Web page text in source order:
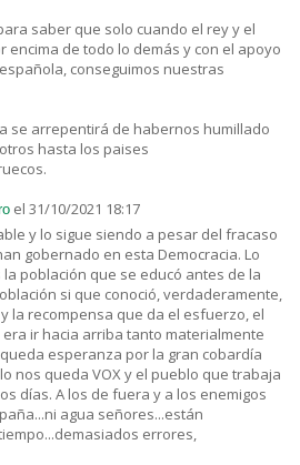
saber que solo cuando el rey y el
encima de todo lo demás y con el apoyo
conseguimos nuestras
se arrepentirá de habernos humillado
hasta los paises
el 31/10/2021 18:17
y lo sigue siendo a pesar del fracaso
gobernado en esta Democracia. Lo
población que se educó antes de la
si que conoció, verdaderamente,
la recompensa que da el esfuerzo, el
ir hacia arriba tanto materialmente
esperanza por la gran cobardía
nos queda VOX y el pueblo que trabaja
días. A los de fuera y a los enemigos
agua señores...están
errores,